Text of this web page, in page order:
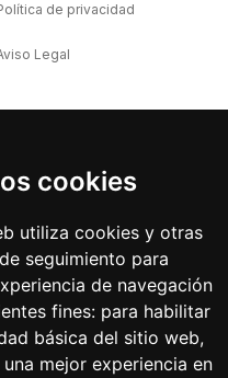
cookies
utiliza cookies y otras
seguimiento para
de navegación
fines: para habilitar
básica del sitio web,
mejor experiencia en
de privacidad
Legal